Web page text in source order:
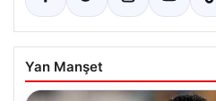
Yan Manşet